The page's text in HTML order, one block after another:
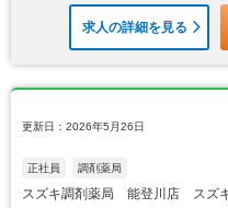
求人の詳細を見る
更新日：2026年5月26日
正社員 調剤薬局
スズキ調剤薬局 能登川店 スズ